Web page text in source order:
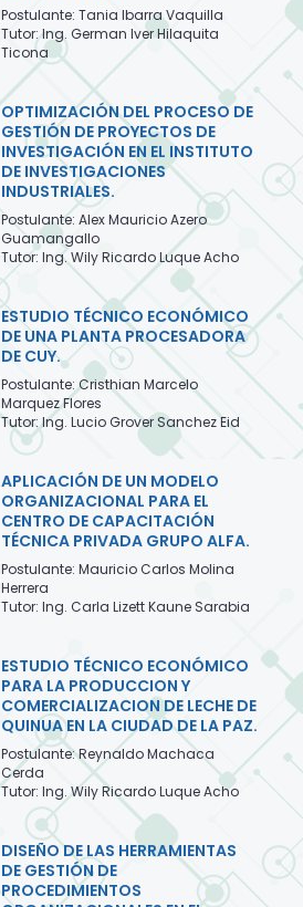
Postulante: Tania Ibarra Vaquilla
Tutor: Ing. German Iver Hilaquita
Ticona
OPTIMIZACIÓN DEL PROCESO DE
GESTIÓN DE PROYECTOS DE
INVESTIGACIÓN EN EL INSTITUTO
DE INVESTIGACIONES
INDUSTRIALES.
Postulante: Alex Mauricio Azero
Guamangallo
Tutor: Ing. Wily Ricardo Luque Acho
ESTUDIO TÉCNICO ECONÓMICO
DE UNA PLANTA PROCESADORA
DE CUY.
Postulante: Cristhian Marcelo
Marquez Flores
Tutor: Ing. Lucio Grover Sanchez Eid
APLICACIÓN DE UN MODELO
ORGANIZACIONAL PARA EL
CENTRO DE CAPACITACIÓN
TÉCNICA PRIVADA GRUPO ALFA.
Postulante: Mauricio Carlos Molina
Herrera
Tutor: Ing. Carla Lizett Kaune Sarabia
ESTUDIO TÉCNICO ECONÓMICO
PARA LA PRODUCCION Y
COMERCIALIZACION DE LECHE DE
QUINUA EN LA CIUDAD DE LA PAZ.
Postulante: Reynaldo Machaca
Cerda
Tutor: Ing. Wily Ricardo Luque Acho
DISEÑO DE LAS HERRAMIENTAS
DE GESTIÓN DE
PROCEDIMIENTOS